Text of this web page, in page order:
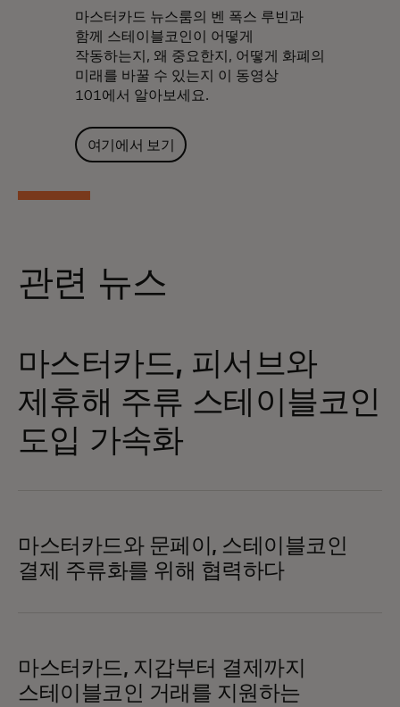
마스터카드 뉴스룸의 벤 폭스 루빈과
함께 스테이블코인이 어떻게
작동하는지, 왜 중요한지, 어떻게 화폐의
미래를 바꿀 수 있는지 이 동영상
101에서 알아보세요.
여기에서 보기
관련 뉴스
마스터카드, 피서브와
제휴해 주류 스테이블코인
도입 가속화
마스터카드와 문페이, 스테이블코인
결제 주류화를 위해 협력하다
마스터카드, 지갑부터 결제까지
스테이블코인 거래를 지원하는